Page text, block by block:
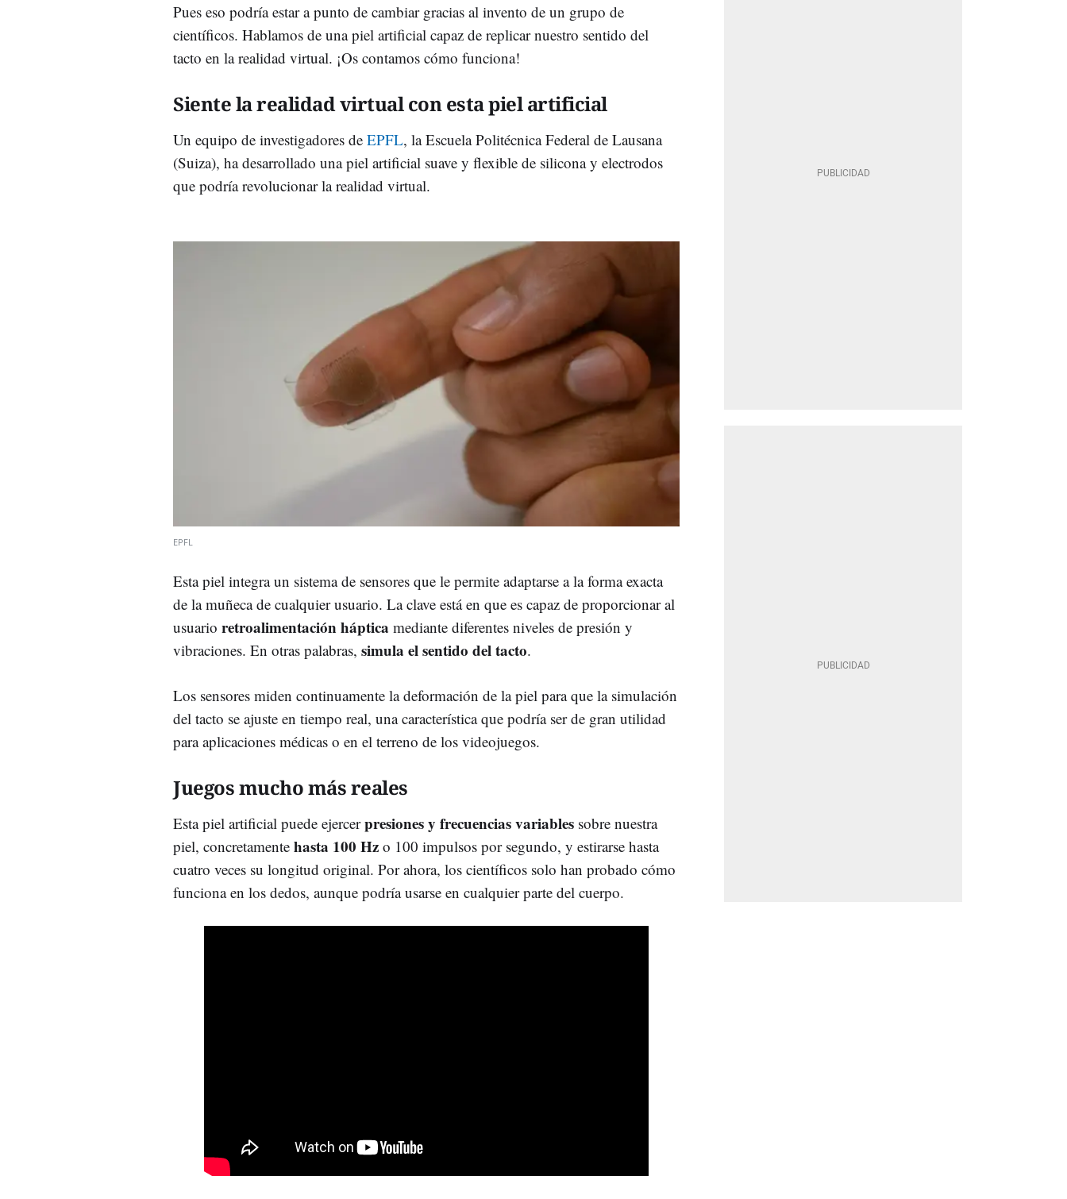
Pues eso podría estar a punto de cambiar gracias al invento de un grupo de
científicos. Hablamos de una piel artificial capaz de replicar nuestro sentido del
tacto en la realidad virtual. ¡Os contamos cómo funciona!
Siente la realidad virtual con esta piel artificial
Un equipo de investigadores de EPFL, la Escuela Politécnica Federal de Lausana
(Suiza), ha desarrollado una piel artificial suave y flexible de silicona y electrodos
que podría revolucionar la realidad virtual.
EPFL
Esta piel integra un sistema de sensores que le permite adaptarse a la forma exacta
de la muñeca de cualquier usuario. La clave está en que es capaz de proporcionar al
usuario retroalimentación háptica mediante diferentes niveles de presión y
vibraciones. En otras palabras, simula el sentido del tacto.
Los sensores miden continuamente la deformación de la piel para que la simulación
del tacto se ajuste en tiempo real, una característica que podría ser de gran utilidad
para aplicaciones médicas o en el terreno de los videojuegos.
Juegos mucho más reales
Esta piel artificial puede ejercerpresiones y frecuencias variables sobre nuestra
piel, concretamente hasta 100 Hz o 100 impulsos por segundo, y estirarse hasta
cuatro veces su longitud original. Por ahora, los científicos solo han probado cómo
funciona en los dedos, aunque podría usarse en cualquier parte del cuerpo.